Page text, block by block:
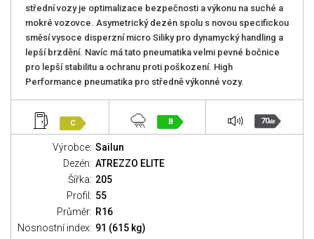
střední vozy je optimalizace bezpečnosti a výkonu na suché a
mokré vozovce. Asymetrický dezén spolu s novou specifickou
směsí vysoce disperzní micro Siliky pro dynamycký handling a
lepší brzdění. Navíc má tato pneumatika velmi pevné bočnice
pro lepší stabilitu a ochranu proti poškození. High
Performance pneumatika pro středně výkonné vozy.
C B 70dB
Výrobce: Sailun
Dezén: ATREZZO ELITE
Šířka: 205
Profil: 55
Průměr: R16
Nosnostní index: 91 (615 kg)